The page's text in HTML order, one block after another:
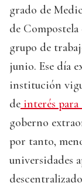
grado de
de
grupo de
junio. Ese día
institución
de interés
goberno
por tanto,
universidades